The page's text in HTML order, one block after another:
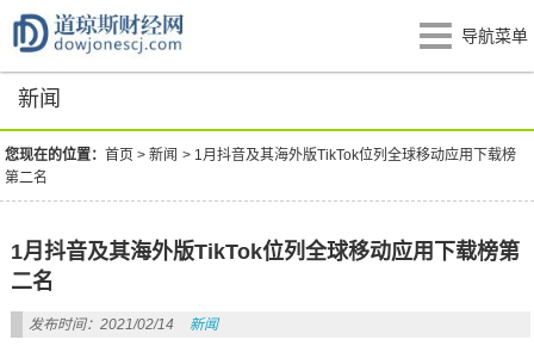
导航菜单
新闻
您现在的位置：首页 >新闻 > 1月抖音及其海外版TikTok位列全球移动应用下载榜
第二名
1月抖音及其海外版TikTok位列全球移动应用下载榜第
二名
发布时间：2021/02/14 新闻